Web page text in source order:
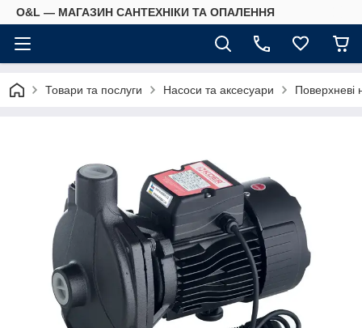
O&L — МАГАЗИН САНТЕХНІКИ ТА ОПАЛЕННЯ
Товари та послуги Насоси та аксесуари Поверхневі